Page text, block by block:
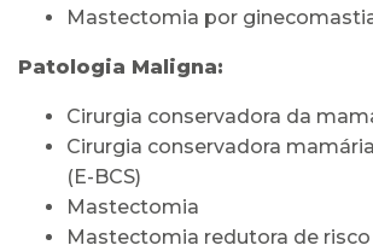
Mastectomia por
Patologia Maligna:
Cirurgia conservadora da
Cirurgia conservadora
(E-BCS)
Mastectomia
Mastectomia redutora de